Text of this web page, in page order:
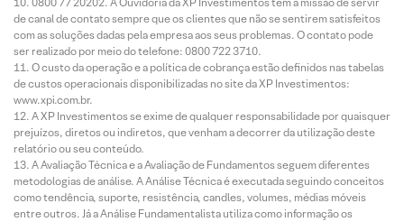
de canal de contato sempre que os clientes que não se sentirem satisfeitos
com as soluções dadas pela empresa aos seus problemas. O contato pode
ser realizado por meio do telefone: 0800 722 3710.
O custo da operação e a política de cobrança estão definidos nas tabelas
de custos operacionais disponibilizadas no site da XP Investimentos:
www.xpi.com.br.
A XP Investimentos se exime de qualquer responsabilidade por quaisquer
prejuízos, diretos ou indiretos, que venham a decorrer da utilização deste
relatório ou seu conteúdo.
A Avaliação Técnica e a Avaliação de Fundamentos seguem diferentes
metodologias de análise. A Análise Técnica é executada seguindo conceitos
como tendência, suporte, resistência, candles, volumes, médias móveis
entre outros. Já a Análise Fundamentalista utiliza como informação os